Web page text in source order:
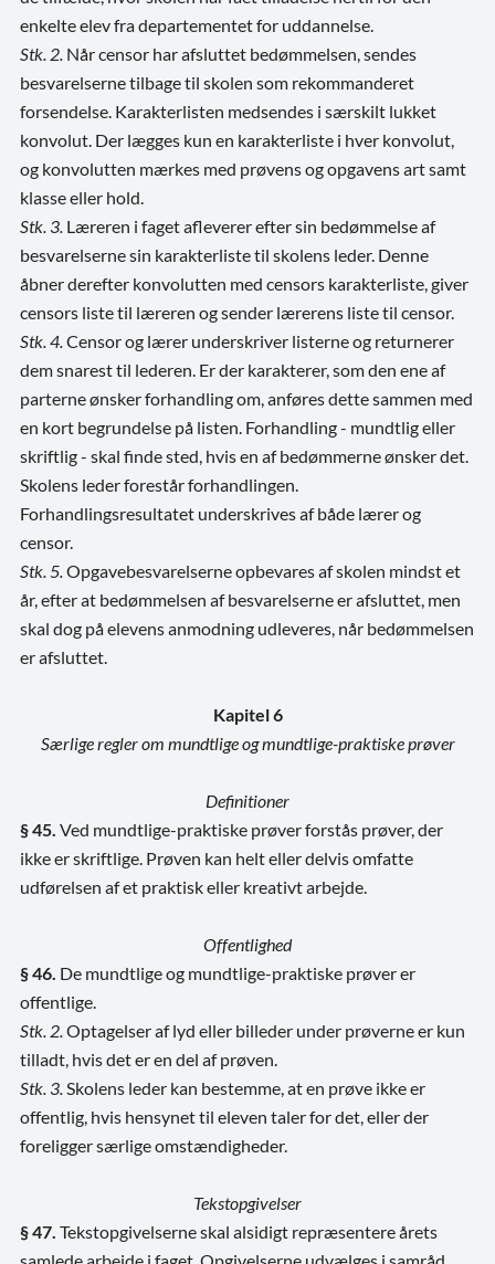
enkelte elev fra departementet for uddannelse.
Stk. 2. Når censor har afsluttet bedømmelsen, sendes
besvarelserne tilbage til skolen som rekommanderet
forsendelse. Karakterlisten medsendes i særskilt lukket
konvolut. Der lægges kun en karakterliste i hver konvolut,
og konvolutten mærkes med prøvens og opgavens art samt
klasse eller hold.
Stk. 3. Læreren i faget afleverer efter sin bedømmelse af
besvarelserne sin karakterliste til skolens leder. Denne
åbner derefter konvolutten med censors karakterliste, giver
censors liste til læreren og sender lærerens liste til censor.
Stk. 4. Censor og lærer underskriver listerne og returnerer
dem snarest til lederen. Er der karakterer, som den ene af
parterne ønsker forhandling om, anføres dette sammen med
en kort begrundelse på listen. Forhandling - mundtlig eller
skriftlig - skal finde sted, hvis en af bedømmerne ønsker det.
Skolens leder forestår forhandlingen.
Forhandlingsresultatet underskrives af både lærer og
censor.
Stk. 5. Opgavebesvarelserne opbevares af skolen mindst et
år, efter at bedømmelsen af besvarelserne er afsluttet, men
skal dog på elevens anmodning udleveres, når bedømmelsen
er afsluttet.
Kapitel 6
Særlige regler om mundtlige og mundtlige-praktiske prøver
Definitioner
§ 45. Ved mundtlige-praktiske prøver forstås prøver, der
ikke er skriftlige. Prøven kan helt eller delvis omfatte
udførelsen af et praktisk eller kreativt arbejde.
Offentlighed
§ 46. De mundtlige og mundtlige-praktiske prøver er
offentlige.
Stk. 2. Optagelser af lyd eller billeder under prøverne er kun
tilladt, hvis det er en del af prøven.
Stk. 3. Skolens leder kan bestemme, at en prøve ikke er
offentlig, hvis hensynet til eleven taler for det, eller der
foreligger særlige omstændigheder.
Tekstopgivelser
§ 47. Tekstopgivelserne skal alsidigt repræsentere årets
samlede arbejde i faget. Opgivelserne udvælges i samråd